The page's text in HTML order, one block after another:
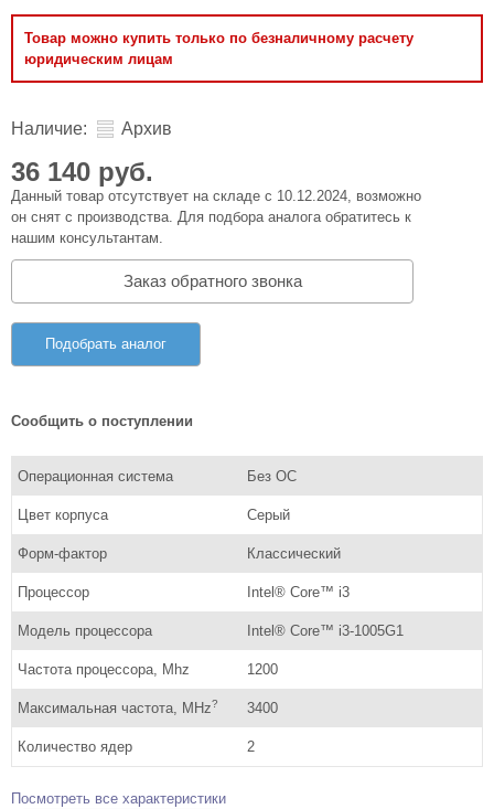
Товар можно купить только по безналичному расчету
юридическим лицам
Наличие: Архив
36 140 руб.
Данный товар отсутствует на складе с 10.12.2024, возможно
он снят с производства. Для подбора аналога обратитесь к
нашим консультантам.
Заказ обратного звонка
Подобрать аналог
Сообщить о поступлении
Операционная система Без ОС
Цвет корпуса Серый
Форм-фактор Классический
Процессор Intel® Core™ i3
Модель процессора Intel® Core™ i3-1005G1
Частота процессора, Mhz 1200
Максимальная частота, MHz? 3400
Количество ядер 2
Посмотреть все характеристики